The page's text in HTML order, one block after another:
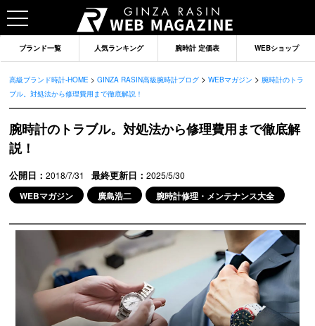
ブランドから記事を探す
ロレックス オメガ
ブランド一覧 人気ランキング 腕時計 定価表 WEBショップ
高級ブランド時計-HOME >GINZA RASIN高級腕時計ブログ >WEBマガジン > 腕時計のトラ
ブル。対処法から修理費用まで徹底解説！
腕時計のトラブル。対処法から修理費用まで徹底解
説！
公開日：2018/7/31 最終更新日：2025/5/30
WEBマガジン 廣島浩二 腕時計修理・メンテナンス大全